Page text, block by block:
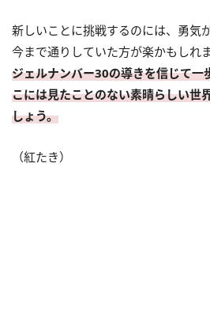
新しいことに挑戦するのには、勇気
今まで通りしていた方が楽かもしれ
ジェルナンバー30の導きを信じて一
こには見たことのない素晴らしい世
しょう。
（紅たき）